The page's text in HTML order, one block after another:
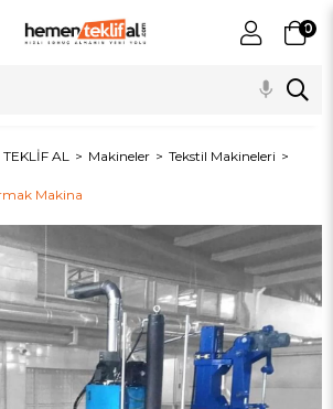
0
TEKLİF AL Makineler Tekstil Makineleri
Makina